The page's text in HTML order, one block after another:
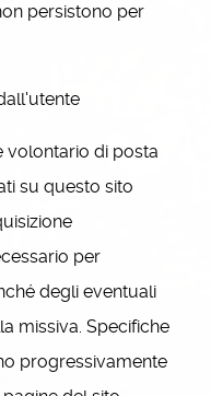
persistono per
volontario di posta
su questo sito
per
degli eventuali
missiva. Specifiche
progressivamente